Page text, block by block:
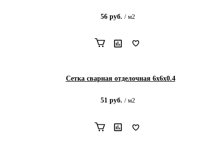
56 руб. / м2
Сетка сварная отделочная 6х6х0.4
51 руб. / м2